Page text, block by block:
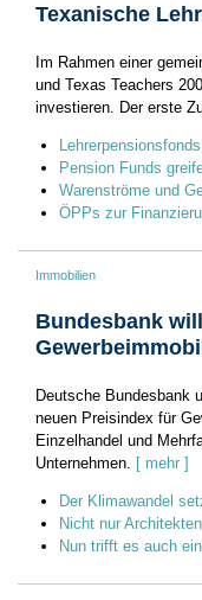
Texanische
Im Rahmen einer
und Texas Teachers
investieren. Der erste
Pension Funds
Warenströme und
ÖPPs zur
Immobilien
Bundesbank
Deutsche Bundesbank
neuen Preisindex für
Einzelhandel und
Unternehmen. [ mehr ]
Der Klimawandel
Nicht nur
Nun trifft es auch